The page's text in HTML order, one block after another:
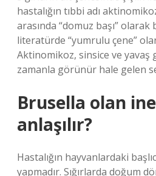
hastalığın tıbbi adı
arasında “domuz başı” olarak
literatürde “yumrulu çene”
Aktinomikoz, sinsice ve yavaş
zamanla görünür hale gelen
Brusella olan
anlaşılır?
Hastalığın hayvanlardaki
yapmadır. Sığırlarda doğum